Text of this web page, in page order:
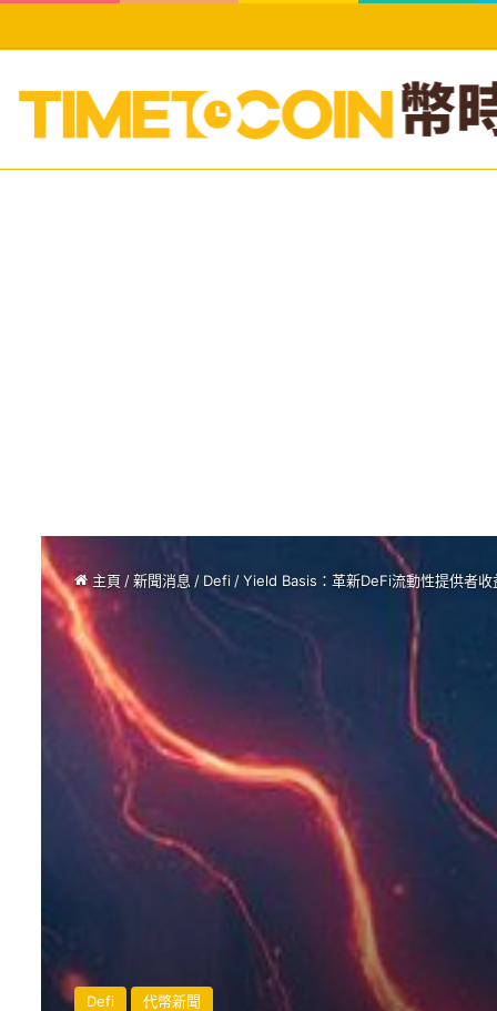
主頁 /新聞消息 / Defi /Yield Basis：革新DeFi流動性提供者收
Defi 代幣新聞